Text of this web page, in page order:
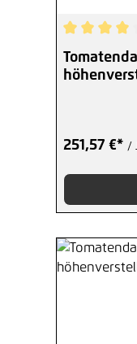
251,57 €* /